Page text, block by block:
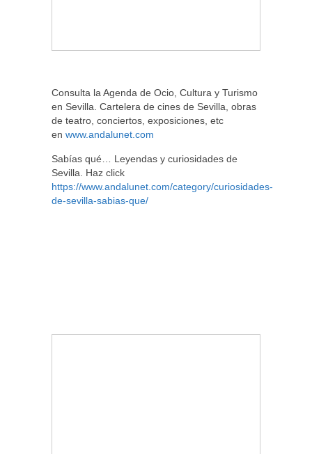
Consulta la Agenda de Ocio, Cultura y Turismo
en Sevilla. Cartelera de cines de Sevilla, obras
de teatro, conciertos, exposiciones, etc
en www.andalunet.com
Sabías qué… Leyendas y curiosidades de
Sevilla. Haz click
https://www.andalunet.com/category/curiosidades-
de-sevilla-sabias-que/